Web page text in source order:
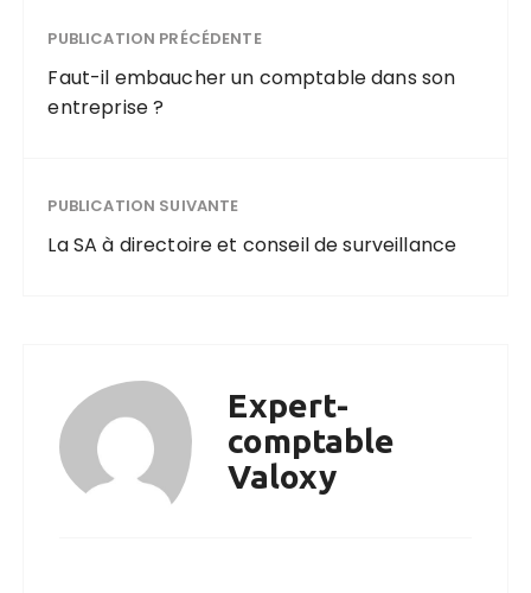
PUBLICATION PRÉCÉDENTE
Faut-il embaucher un comptable dans son
entreprise ?
PUBLICATION SUIVANTE
La SA à directoire et conseil de surveillance
Expert-
comptable
Valoxy